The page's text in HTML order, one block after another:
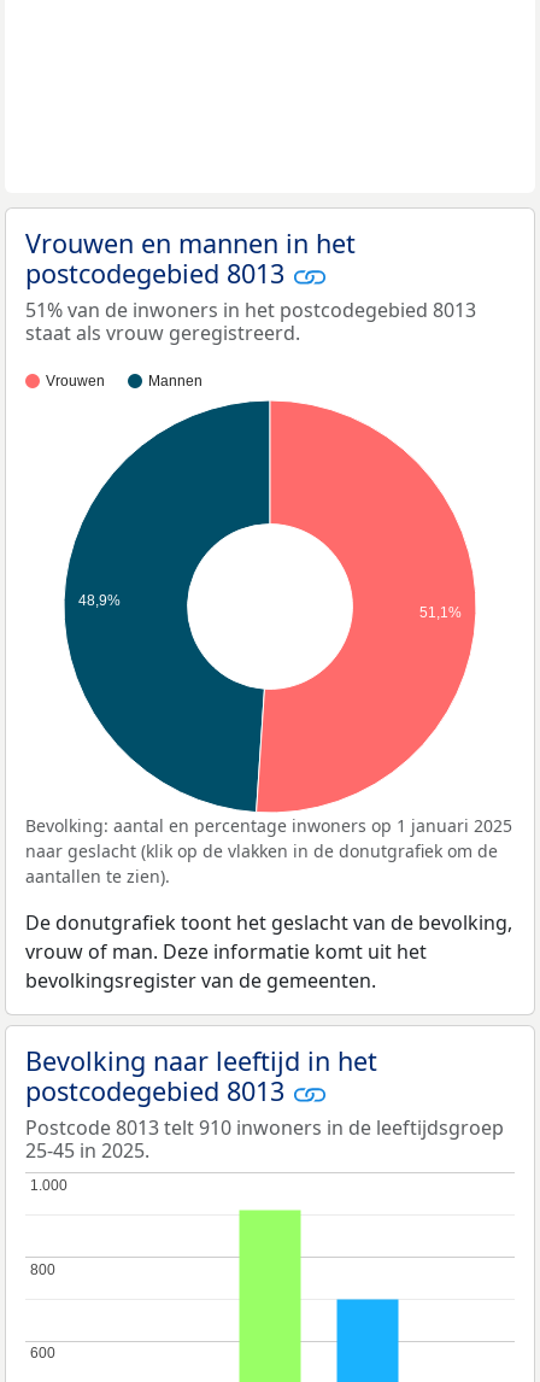
Vrouwen en mannen in het
postcodegebied 8013
51% van de inwoners in het postcodegebied 8013
staat als vrouw geregistreerd.
Vrouwen Mannen
48,9%
51,1%
Bevolking: aantal en percentage inwoners op 1 januari 2025
naar geslacht (klik op de vlakken in de donutgrafiek om de
aantallen te zien).
De donutgrafiek toont het geslacht van de bevolking,
vrouw of man. Deze informatie komt uit het
bevolkingsregister van de gemeenten.
Bevolking naar leeftijd in het
postcodegebied 8013
Postcode 8013 telt 910 inwoners in de leeftijdsgroep
25-45 in 2025.
600
600
800
800
1.000
1.000